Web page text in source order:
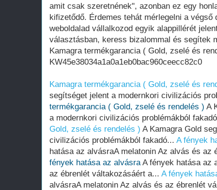
amit csak szeretnének", azonban ez egy
kifizetődő. Érdemes tehát mérlegelni a végső
weboldalad vállalkozod egyik alappillérét
választásban, keress bizalommal és segítek
Kamagra termékgarancia ( Gold, zselé és
KW45e38034a1a0a1eb0bac960ceecc82c0
Kamagra termékgarancia ( Gold, zselé és
segítséget jelent a modernkori civilizációs
termékgarancia ( Gold, zselé és rendelés ) A
a modernkori civilizációs problémákból
Gold, zselé és rendelés ) A Kamagra Gold
civilizációs problémákból fakadó... A fények
hatása az alvásraA melatonin Az alvás és
fények hatása az alvásraA fények hatása az
az ébrenlét váltakozásáért a... A fények
alvásraA melatonin Az alvás és az ébrenlét